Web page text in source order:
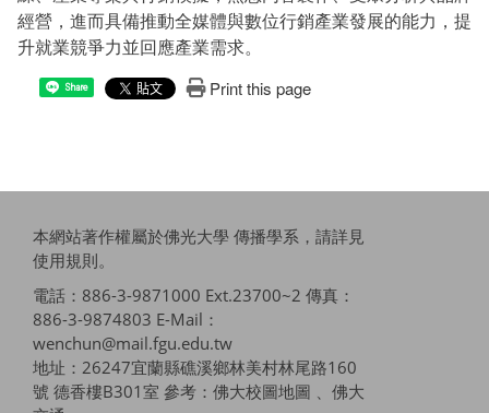
經營，進而具備推動全媒體與數位行銷產業發展的能力，提
升就業競爭力並回應產業需求。
Share Print this page
本網站著作權屬於佛光大學 傳播學系，請詳見
使用規則。
電話：886-3-9871000 Ext.23700~2 傳真：
886-3-9874803 E-Mail：
wenchun@mail.fgu.edu.tw
地址：26247宜蘭縣礁溪鄉林美村林尾路160
號 德香樓B301室 參考： 佛大校圖地圖 、佛大